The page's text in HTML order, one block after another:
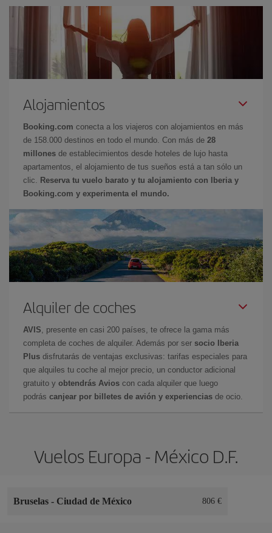
Alojamientos
Booking.com conecta a los viajeros con alojamientos en más
de 158.000 destinos en todo el mundo. Con más de 28
millones de establecimientos desde hoteles de lujo hasta
apartamentos, el alojamiento de tus sueños está a tan sólo un
clic.
Reserva tu vuelo barato y tu alojamiento con Iberia y
Booking.com y experimenta el mundo.
Alquiler de coches
AVIS , presente en casi 200 países, te ofrece la gama más
completa de coches de alquiler. Además por ser socio Iberia
Plus disfrutarás de ventajas exclusivas: tarifas especiales para
que alquiles tu coche al mejor precio, un conductor adicional
gratuito y obtendrás Avios con cada alquiler que luego
podrás canjear por billetes de avión y experiencias de ocio.
Vuelos Europa - México D.F.
Bruselas - Ciudad de México 806 €